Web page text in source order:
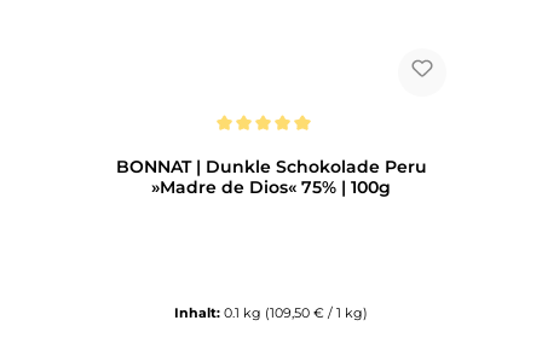
BONNAT | Dunkle Schokolade Peru
»Madre de Dios« 75% | 100g
Inhalt: 0.1 kg (109,50 € / 1 kg)